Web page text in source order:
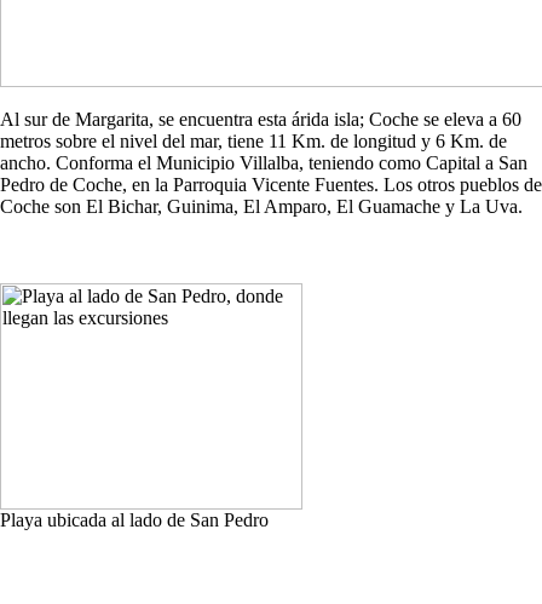
Al sur de Margarita, se encuentra esta árida isla; Coche se eleva a 60
metros sobre el nivel del mar, tiene 11 Km. de longitud y 6 Km. de
ancho. Conforma el Municipio Villalba, teniendo como Capital a San
Pedro de Coche, en la Parroquia Vicente Fuentes. Los otros pueblos de
Coche son El Bichar, Guinima, El Amparo, El Guamache y La Uva.
Playa ubicada al lado de San Pedro